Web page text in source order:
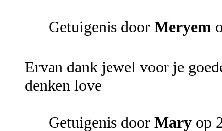
Getuigenis door Meryem
Ervan dank jewel voor je
denken love
Getuigenis door Mary op